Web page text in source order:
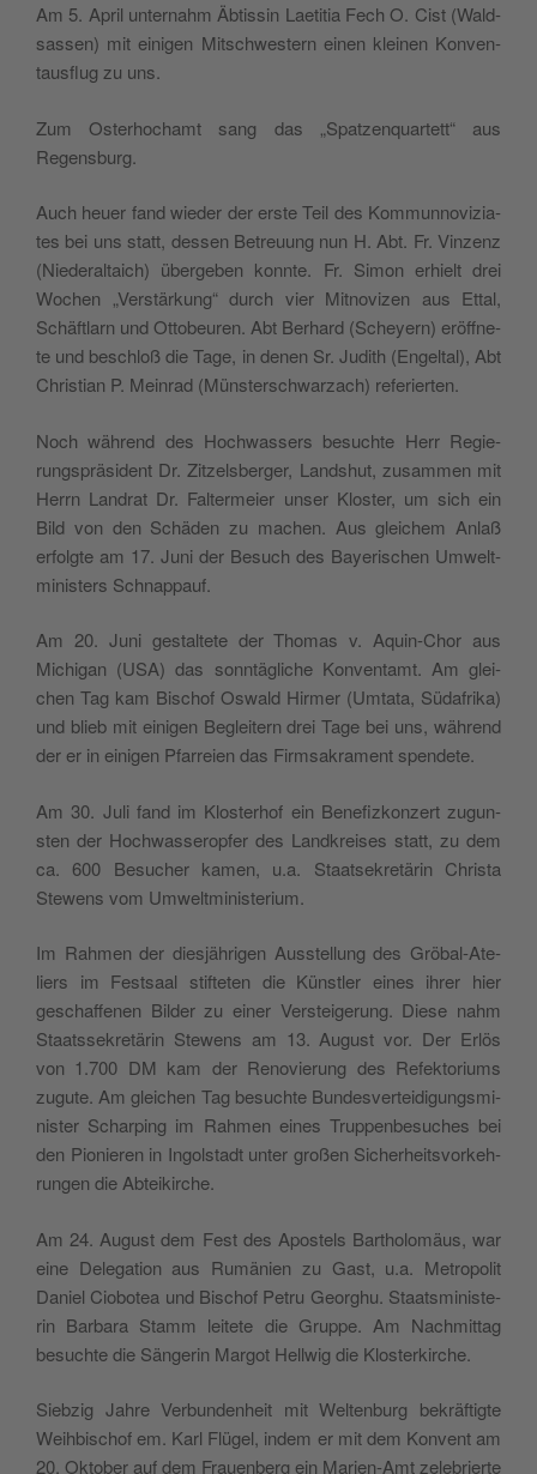
Am 5. April unter­nahm Äbtis­sin Lae­ti­tia Fech O. Cist (Wald­
sas­sen) mit eini­gen Mitsch­we­stern einen klei­nen Kon­ven­
tau­sflug zu uns.
Zum Oste­rho­chamt sang das „Spa­tzen­quar­tett“ aus
Regensburg.
Auch heuer fand wie­der der erste Teil des Kom­mun­no­vi­zia­
tes bei uns statt, des­sen Betreuung nun H. Abt. Fr. Vin­zenz
(Nie­de­ral­taich) über­ge­ben konn­te. Fr. Simon erhielt drei
Wochen „Ver­stär­kung“ durch vier Mit­no­vi­zen aus Ettal,
Schäf­tlarn und Otto­beu­ren. Abt Berhard (Scheyern) eröff­ne­
te und beschloß die Tage, in denen Sr. Judith (Engel­tal), Abt
Chri­stian P. Mein­rad (Mün­ster­sch­war­zach) referierten.
Noch wäh­rend des Hoch­was­sers besu­ch­te Herr Regie­
rung­sprä­si­dent Dr. Zitzel­sber­ger, Land­shut, zusam­men mit
Herrn Lan­drat Dr. Fal­ter­meier unser Klo­ster, um sich ein
Bild von den Schä­den zu machen. Aus glei­chem Anlaß
erfolg­te am 17. Juni der Besuch des Baye­ri­schen Umwelt­
mi­ni­sters Schnappauf.
Am 20. Juni gestal­te­te der Tho­mas v. Aquin-Chor aus
Michi­gan (USA) das sonn­tä­gli­che Kon­ven­tamt. Am glei­
chen Tag kam Bischof Oswald Hir­mer (Umta­ta, Süda­fri­ka)
und blieb mit eini­gen Beglei­tern drei Tage bei uns, wäh­rend
der er in eini­gen Pfar­reien das Firm­sa­kra­ment spendete.
Am 30. Juli fand im Klo­ste­rhof ein Bene­fi­z­kon­zert zugun­
sten der Hoch­was­se­ro­p­fer des Lan­d­krei­ses statt, zu dem
ca. 600 Besu­cher kamen, u.a. Staa­tse­kre­tä­rin Chri­sta
Stewens vom Umweltministerium.
Im Rah­men der die­sjäh­ri­gen Aus­stel­lung des Grö­bal-Ate­
liers im Festsaal stif­te­ten die Kün­stler eines ihrer hier
geschaf­fe­nen Bil­der zu einer Ver­stei­ge­rung. Die­se nahm
Staa­ts­se­kre­tä­rin Stewens am 13. Augu­st vor. Der Erlös
von 1.700 DM kam der Reno­vie­rung des Refek­to­riums
zugu­te. Am glei­chen Tag besu­ch­te Bun­de­sver­tei­di­gung­smi­
ni­ster Schar­ping im Rah­men eines Trup­pen­be­su­ches bei
den Pio­nie­ren in Ingol­stadt unter großen Siche­rhei­tsvor­keh­
run­gen die Abteikirche.
Am 24. Augu­st dem Fest des Apo­stels Bar­tho­lo­mäus, war
eine Dele­ga­tion aus Rumä­nien zu Gast, u.a. Metro­po­lit
Daniel Cio­bo­tea und Bischof Petru Geor­ghu. Staa­tsmi­ni­ste­
rin Bar­ba­ra Stamm lei­te­te die Grup­pe. Am Nach­mit­tag
besu­ch­te die Sän­ge­rin Mar­got Hell­wig die Klosterkirche.
Sie­b­zig Jah­re Ver­bun­den­heit mit Welt­en­burg bekräf­tig­te
Weih­bi­schof em. Karl Flü­gel, indem er mit dem Kon­vent am
20. Okto­ber auf dem Frauen­berg ein Marien-Amt zele­brier­te